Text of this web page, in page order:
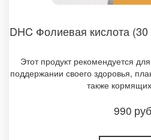
DHC Фолиевая кислота (30
Этот продукт рекомендуется
поддержании своего здоровья,
также
990